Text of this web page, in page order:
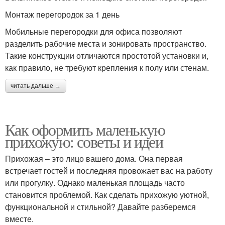
Монтаж перегородок за 1 день
Мобильные перегородки для офиса позволяют
разделить рабочие места и зонировать пространство.
Такие конструкции отличаются простотой установки и,
как правило, не требуют крепления к полу или стенам.
читать дальше →
Как оформить маленькую
прихожую: советы и идеи
Прихожая – это лицо вашего дома. Она первая
встречает гостей и последняя провожает вас на работу
или прогулку. Однако маленькая площадь часто
становится проблемой. Как сделать прихожую уютной,
функциональной и стильной? Давайте разберемся
вместе.